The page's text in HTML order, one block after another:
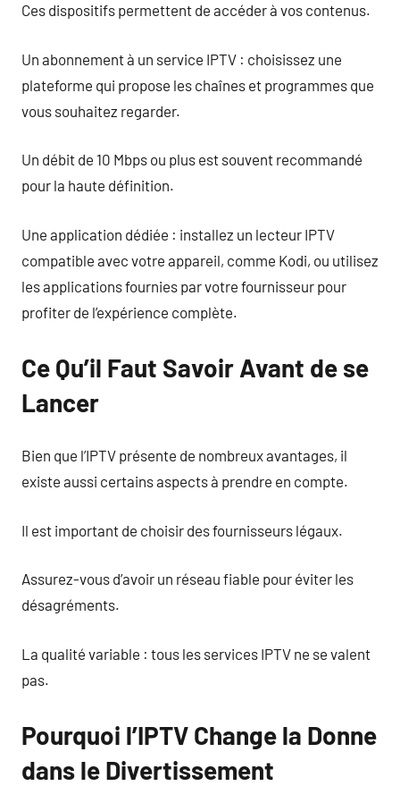
Ces dispositifs permettent de accéder à vos contenus.
Un abonnement à un service IPTV : choisissez une
plateforme qui propose les chaînes et programmes que
vous souhaitez regarder.
Un débit de 10 Mbps ou plus est souvent recommandé
pour la haute définition.
Une application dédiée : installez un lecteur IPTV
compatible avec votre appareil, comme Kodi, ou utilisez
les applications fournies par votre fournisseur pour
profiter de l’expérience complète.
Ce Qu’il Faut Savoir Avant de se
Lancer
Bien que l’IPTV présente de nombreux avantages, il
existe aussi certains aspects à prendre en compte.
Il est important de choisir des fournisseurs légaux.
Assurez-vous d’avoir un réseau fiable pour éviter les
désagréments.
La qualité variable : tous les services IPTV ne se valent
pas.
Pourquoi l’IPTV Change la Donne
dans le Divertissement